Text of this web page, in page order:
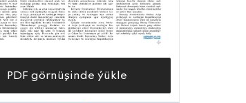
PDF görnüşinde ýükle